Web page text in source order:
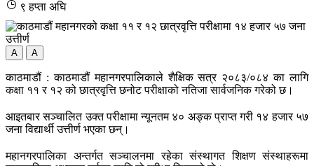
९ हप्ता अघि
A A
काठमाडौं : काठमाडौं महानगरपालिकाले शैक्षिक सत्र २०८३/०८४ का लागि
कक्षा ११ र १२ को छात्रवृत्ति छनोट परीक्षाको नतिजा सार्वजनिक गरेको छ।
आइतबार सञ्चालित उक्त परीक्षामा न्यूनतम ४० अङ्क प्राप्त गरी १४ हजार ५७
जना विद्यार्थी उत्तीर्ण भएका छन्।
महानगरपालिका अन्तर्गत सञ्चालनमा रहेका संस्थागत शिक्षण संस्थाहरूमा